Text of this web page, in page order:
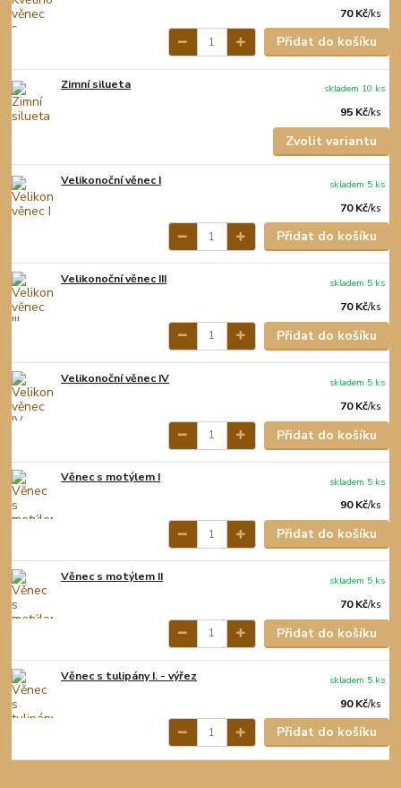
70 Kč/ks
Přidat do košíku
Zimní silueta
95 Kč/ks
skladem 10 ks
Zvolit variantu
Velikonoční věnec I
70 Kč/ks
skladem 5 ks
Přidat do košíku
Velikonoční věnec III
70 Kč/ks
skladem 5 ks
Přidat do košíku
Velikonoční věnec IV
70 Kč/ks
skladem 5 ks
Přidat do košíku
Věnec s motýlem I
90 Kč/ks
skladem 5 ks
Přidat do košíku
Věnec s motýlem II
70 Kč/ks
skladem 5 ks
Přidat do košíku
Věnec s tulipány I. - výřez
90 Kč/ks
skladem 5 ks
Přidat do košíku